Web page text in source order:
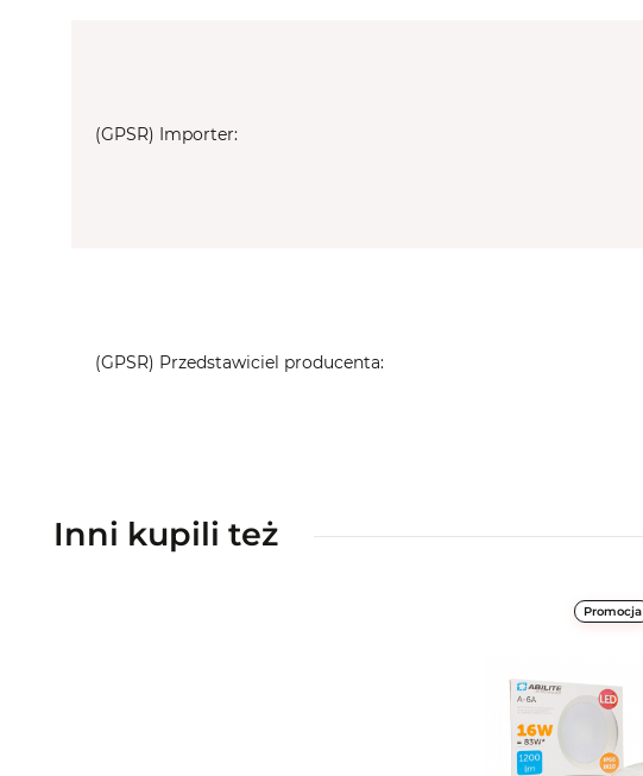
(GPSR) Importer:
(GPSR) Przedstawiciel producenta:
Inni kupili też
Promocja